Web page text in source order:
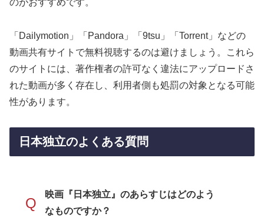
のがおすすめです。
「Dailymotion」「Pandora」「9tsu」「Torrent」などの
動画共有サイトで無料視聴するのは避けましょう。これら
のサイトには、著作権者の許可なく違法にアップロードさ
れた動画が多く存在し、利用者側も処罰の対象となる可能
性があります。
日本独立のよくある質問
Q
映画『日本独立』のあらすじはどのよう
なものですか？